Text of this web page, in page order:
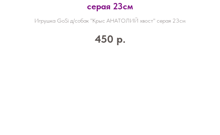
серая 23см
Игрушка GoSi д/собак "Крыс АНАТОЛИЙ хвост" серая 23см
450 р.